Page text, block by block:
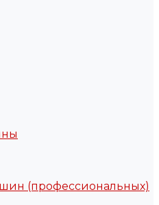
(профессиональных)